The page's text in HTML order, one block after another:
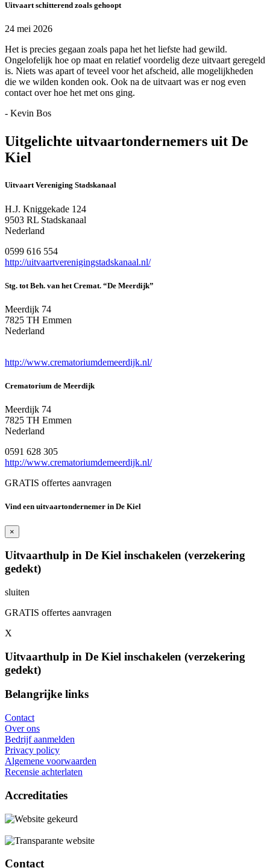
Uitvaart schitterend zoals gehoopt
24 mei 2026
Het is precies gegaan zoals papa het het liefste had gewild.
Ongelofelijk hoe op maat en relatief voordelig deze uitvaart geregeld
is. Niets was apart of teveel voor het afscheid, alle mogelijkheden
die we wilden konden ook. Ook na de uitvaart was er nog even
contact over hoe het met ons ging.
- Kevin Bos
Uitgelichte uitvaartondernemers uit De
Kiel
Uitvaart Vereniging Stadskanaal
H.J. Kniggekade 124
9503 RL Stadskanaal
Nederland
0599 616 554
http://uitvaartverenigingstadskanaal.nl/
Stg. tot Beh. van het Cremat. “De Meerdijk”
Meerdijk 74
7825 TH Emmen
Nederland
http://www.crematoriumdemeerdijk.nl/
Crematorium de Meerdijk
Meerdijk 74
7825 TH Emmen
Nederland
0591 628 305
http://www.crematoriumdemeerdijk.nl/
GRATIS offertes aanvragen
Vind een uitvaartondernemer in De Kiel
×
Uitvaarthulp in De Kiel inschakelen (verzekering
gedekt)
sluiten
GRATIS offertes aanvragen
X
Uitvaarthulp in De Kiel inschakelen (verzekering
gedekt)
Belangrijke links
Contact
Over ons
Bedrijf aanmelden
Privacy policy
Algemene voorwaarden
Recensie achterlaten
Accreditaties
Contact